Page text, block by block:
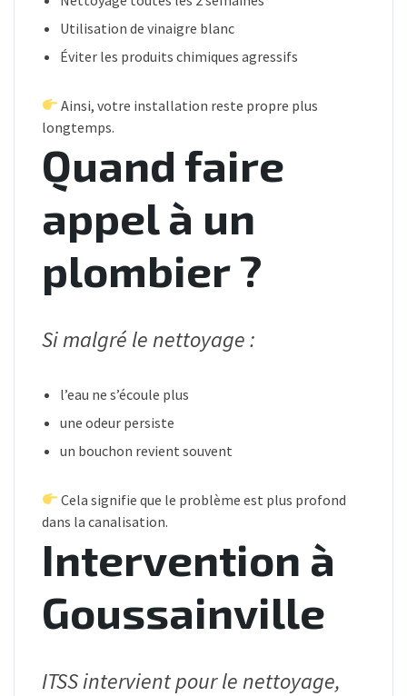
Utilisation de vinaigre blanc
Éviter les produits chimiques agressifs
Ainsi, votre installation reste propre plus
longtemps.
Quand faire
appel à un
plombier ?
Si malgré le nettoyage :
l’eau ne s’écoule plus
une odeur persiste
un bouchon revient souvent
Cela signifie que le problème est plus profond
dans la canalisation.
Intervention à
Goussainville
ITSS intervient pour le nettoyage,